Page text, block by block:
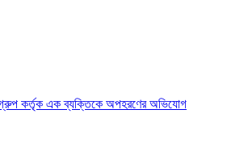
কর্তৃক এক ব্যক্তিকে অপহরণের অভিযোগ